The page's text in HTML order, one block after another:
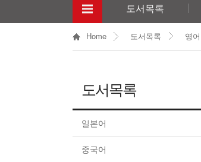
도서목록
Home 도서목록 영어
도서목록
일본어
중국어